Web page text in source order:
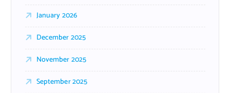
January 2026
December 2025
November 2025
September 2025